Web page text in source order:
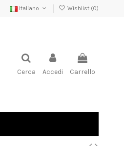
Italiano Wishlist (0)
Cerca Accedi Carrello